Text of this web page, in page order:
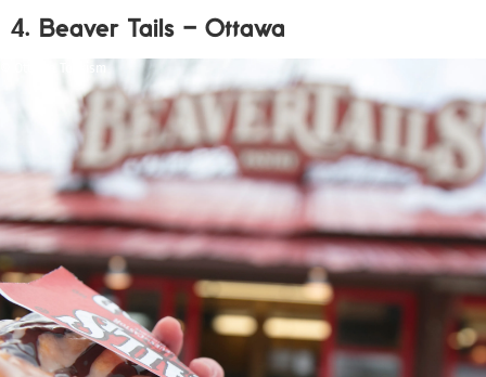
4. Beaver Tails – Ottawa
© Ottawa Tourism